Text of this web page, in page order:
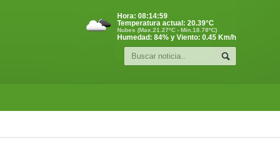
Hora: 08:15:00
Temperatura actual: 20.39°C
Nubes (Max.21.27ºC - Min.18.78ºC)
Humedad: 84% y Viento: 0.45 Km/h